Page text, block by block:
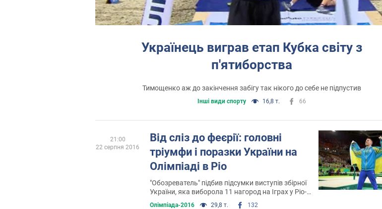
Українець виграв етап Кубка світу з
п'ятиборства
Тимощенко аж до закінчення забігу так нікого до себе не підпустив
Інші види спорту 16,8 т. 66
Від сліз до феєрії: головні
тріумфи і поразки України на
Олімпіаді в Ріо
"Обозреватель" підбив підсумки виступів збірної
України, яка виборола 11 нагород на Іграх у Ріо-
де-Жанейро
Олімпіада-2016 29,8 т. 132
21:00
22 серпня 2016